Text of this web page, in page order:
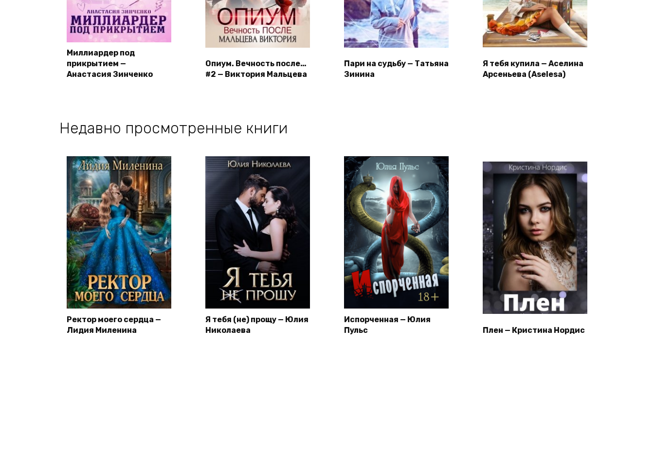
Миллиардер под
прикрытием —
Анастасия Зинченко
Опиум. Вечность после…
#2 — Виктория Мальцева
Пари на судьбу — Татьяна
Зинина
Я тебя купила — Аселина
Арсеньева (Aselesa)
Недавно просмотренные книги
Ректор моего сердца —
Лидия Миленина
Я тебя (не) прощу — Юлия
Николаева
Испорченная — Юлия
Пульс
Плен — Кристина Нордис